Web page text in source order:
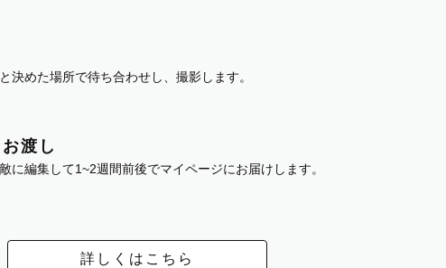
決めた場所で待ち合わせし、撮影します。
渡し
に編集して1~2週間前後でマイページにお届けします。
詳しくはこちら